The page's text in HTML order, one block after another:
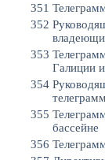
351
352
353
Галиции
354
355
бассейне
356